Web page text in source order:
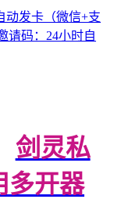
动发卡（微信+支
请码：24小时自
剑灵私
多开器